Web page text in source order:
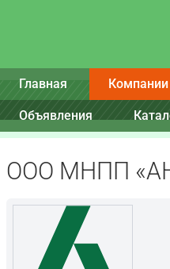
Главная Компании
Объявления
ООО МНПП